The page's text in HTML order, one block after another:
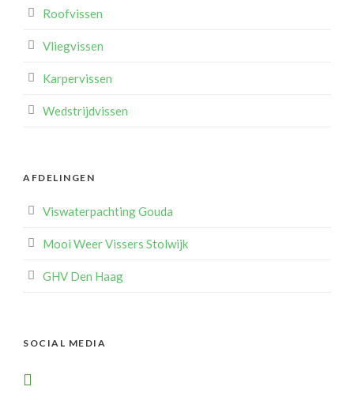
Roofvissen
Vliegvissen
Karpervissen
Wedstrijdvissen
AFDELINGEN
Viswaterpachting Gouda
Mooi Weer Vissers Stolwijk
GHV Den Haag
SOCIAL MEDIA